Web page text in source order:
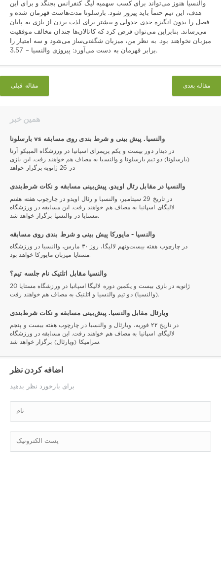
والنسیا هنوز می‌تواند برای کسب سهمیه لیگ کنفرانس بجنگد و برای این
هدف، این تیم حتماً باید پیروز شود. بارسلونا مدت‌هاست قهرمان شده و
فصل را بدون انگیزه جدی جدولی و بیشتر برای لذت بردن از بازی به پایان
می‌رساند. بنابراین می‌توان فرض کرد که کاتالان‌ها چندان مخالف موفقیت
میزبان نخواهند بود. به نظر من، میزبان شگفتی‌ساز می‌شود و سه امتیاز را
برابر قهرمان به دست می‌آورد: پیروزی والنسیا – 3.57.
مقاله قبلی مقاله بعدی
همین خبر
بارسلونا vs والنسیا. پیش بینی و شرط بندی روی مسابقه
در دیدار دور بیست و یکم پریمرای اسپانیا در ورزشگاه المپیکو آرنا
(بارسلونا) دو تیم بارسلونا و والنسیا به مصاف هم خواهند رفت. این بازی
در 26 ژانویه برگزار خواهد
والنسیا در مقابل رئال اویدو. پیش‌بینی مسابقه و نکات شرط‌بندی
در تاریخ 29 سپتامبر، والنسیا و رئال اویدو در چارچوب هفته هفتم
لالیگای اسپانیا به مصاف هم خواهند رفت. این مسابقه در ورزشگاه
مستایا در والنسیا برگزار خواهد شد.
والنسیا - مایورکا پیش بینی و شرط بندی روی مسابقه
در چارچوب هفته بیست‌ونهم لالیگا، روز ۳۰ مارس، والنسیا در ورزشگاه
مستایا میزبان مایورکا خواهد بود.
والنسیا مقابل اتلتیک نام جلسه تیم؟
20 ژانویه در بازی بیست و یکمین دوره لالیگا اسپانیا در ورزشگاه مستایا
(والنسیا) دو تیم والنسیا و اتلتیک به مصاف هم خواهند رفت.
ویارئال مقابل والنسیا. پیش‌بینی مسابقه و نکات شرط‌بندی
در تاریخ ۲۲ فوریه، ویارئال و والنسیا در چارچوب هفته بیست و پنجم
لالیگای اسپانیا به مصاف هم خواهند رفت. این مسابقه در ورزشگاه
سرامیکا (ویارئال) برگزار خواهد شد.
اضافه کردن نظر
برای بازخورد نظر بدهید